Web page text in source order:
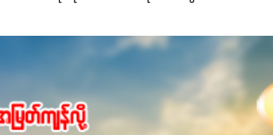
ေါင်းဓာတ်မြေဩဇာဖြစ်ပါတယ်။ အဓိကအက
းမှုကို အားပေးကာ သီးနှံပင်များ၏အရွက်မျ
င်းကြီးထွားမှုကို တိုးမြင့်စေကာ အပင်သန်၍ အ
င့် အပင်ရဲ့ အမြစ်ဖွဲ့စည်းတည်ဆောက်မှုကို ပို၍သန်
၊အစေ့တည်ခြင်းလုပ်ငန်းစဉ်များကိုလည်း အား